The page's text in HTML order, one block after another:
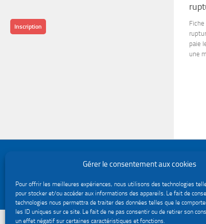
Gérer le consentement aux cookies
Pour offrir les meilleures expériences, nous utilisons des technologies
pour stocker et/ou accéder aux informations des appareils. Le fait de
technologies nous permettra de traiter des données telles que le
les ID uniques sur ce site. Le fait de ne pas consentir ou de retirer son
un effet négatif sur certaines caractéristiques et fonctions.
paie
une
Inscription
Fièrement propulsé par - Conçu par Thème Hueman